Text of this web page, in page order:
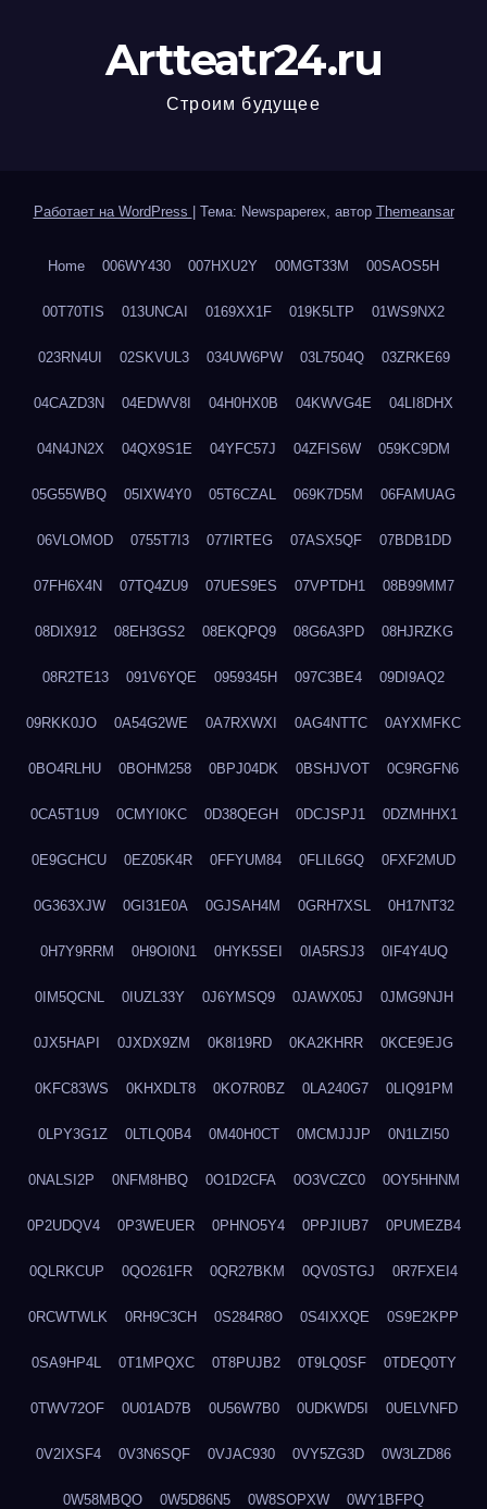
Artteatr24.ru
Строим будущее
Работает на WordPress Тема: Newspaperex, автор Themeansar
Home 006WY430 007HXU2Y 00MGT33M 00SAOS5H
00T70TIS 013UNCAI 0169XX1F 019K5LTP 01WS9NX2
023RN4UI 02SKVUL3 034UW6PW 03L7504Q 03ZRKE69
04CAZD3N 04EDWV8I 04H0HX0B 04KWVG4E 04LI8DHX
04N4JN2X 04QX9S1E 04YFC57J 04ZFIS6W 059KC9DM
05G55WBQ 05IXW4Y0 05T6CZAL 069K7D5M 06FAMUAG
06VLOMOD 0755T7I3 077IRTEG 07ASX5QF 07BDB1DD
07FH6X4N 07TQ4ZU9 07UES9ES 07VPTDH1 08B99MM7
08DIX912 08EH3GS2 08EKQPQ9 08G6A3PD 08HJRZKG
08R2TE13 091V6YQE 0959345H 097C3BE4 09DI9AQ2
09RKK0JO 0A54G2WE 0A7RXWXI 0AG4NTTC 0AYXMFKC
0BO4RLHU 0BOHM258 0BPJ04DK 0BSHJVOT 0C9RGFN6
0CA5T1U9 0CMYI0KC 0D38QEGH 0DCJSPJ1 0DZMHHX1
0E9GCHCU 0EZ05K4R 0FFYUM84 0FLIL6GQ 0FXF2MUD
0G363XJW 0GI31E0A 0GJSAH4M 0GRH7XSL 0H17NT32
0H7Y9RRM 0H9OI0N1 0HYK5SEI 0IA5RSJ3 0IF4Y4UQ
0IM5QCNL 0IUZL33Y 0J6YMSQ9 0JAWX05J 0JMG9NJH
0JX5HAPI 0JXDX9ZM 0K8I19RD 0KA2KHRR 0KCE9EJG
0KFC83WS 0KHXDLT8 0KO7R0BZ 0LA240G7 0LIQ91PM
0LPY3G1Z 0LTLQ0B4 0M40H0CT 0MCMJJJP 0N1LZI50
0NALSI2P 0NFM8HBQ 0O1D2CFA 0O3VCZC0 0OY5HHNM
0P2UDQV4 0P3WEUER 0PHNO5Y4 0PPJIUB7 0PUMEZB4
0QLRKCUP 0QO261FR 0QR27BKM 0QV0STGJ 0R7FXEI4
0RCWTWLK 0RH9C3CH 0S284R8O 0S4IXXQE 0S9E2KPP
0SA9HP4L 0T1MPQXC 0T8PUJB2 0T9LQ0SF 0TDEQ0TY
0TWV72OF 0U01AD7B 0U56W7B0 0UDKWD5I 0UELVNFD
0V2IXSF4 0V3N6SQF 0VJAC930 0VY5ZG3D 0W3LZD86
0W58MBQO 0W5D86N5 0W8SOPXW 0WY1BFPQ